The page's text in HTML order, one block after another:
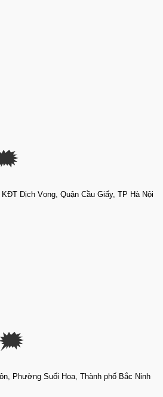
Dịch Vọng, Quận Cầu Giấy, TP Hà Nội
🗯
Phường Suối Hoa, Thành phố Bắc Ninh